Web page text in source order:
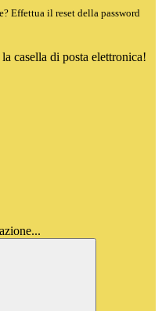
Effettua il reset della password
casella di posta elettronica!